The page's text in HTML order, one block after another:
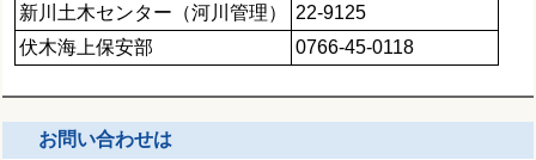
新川土木センター（河川管理）
22-9125
伏木海上保安部
0766-45-0118
お問い合わせは